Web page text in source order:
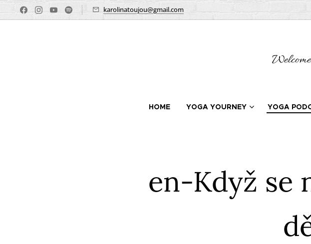
karolinatoujou@gmail.com
HOME YOGA YOURNEY YOGA
en-Když se